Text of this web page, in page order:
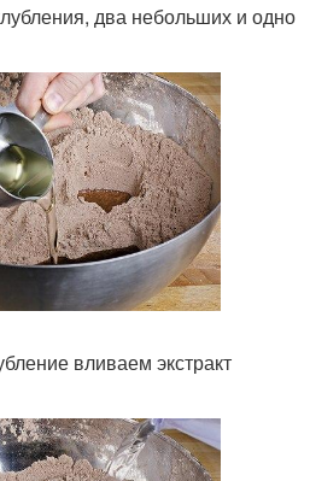
два небольших и одно
вливаем экстракт